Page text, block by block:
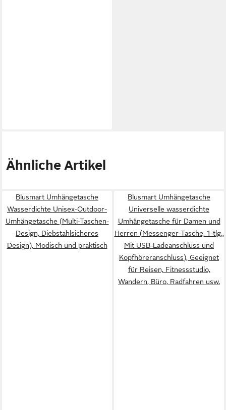
Ähnliche Artikel
Blusmart Umhängetasche
Wasserdichte Unisex-Outdoor-
Umhängetasche (Multi-Taschen-
Design, Diebstahlsicheres
Design), Modisch und praktisch
Blusmart Umhängetasche
Universelle wasserdichte
Umhängetasche für Damen und
Herren (Messenger-Tasche, 1-tlg.,
Mit USB-Ladeanschluss und
Kopfhöreranschluss), Geeignet
für Reisen, Fitnessstudio,
Wandern, Büro, Radfahren usw.